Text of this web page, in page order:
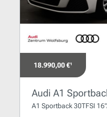
18.990,00 €¹
Audi A1
A1 Sportback 30TFSI